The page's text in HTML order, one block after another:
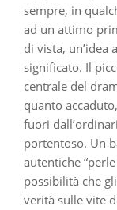
sempre, in
ad un attimo
di vista, un’idea
significato. Il
centrale del
quanto
fuori
portentoso. Un
autentiche
possibilità che
verità sulle vite